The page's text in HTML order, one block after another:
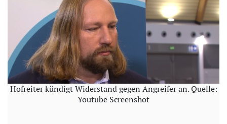
Hofreiter kündigt Widerstand gegen Angreifer an. Quelle:
Youtube Screenshot